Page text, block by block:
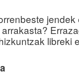
jendek
arrakasta?
libreki